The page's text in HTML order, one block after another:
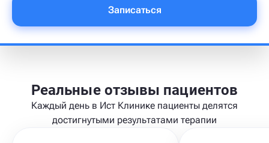
Записаться
Реальные отзывы пациентов
Каждый день в Ист Клинике пациенты делятся
достигнутыми результатами терапии